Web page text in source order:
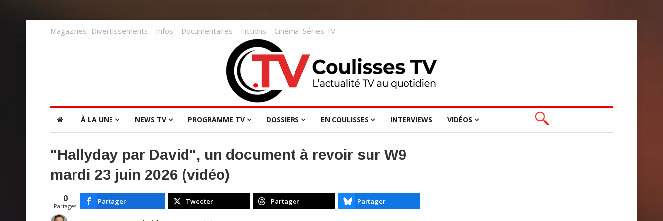
Magazines Divertissements Infos Documentaires Fictions Cinéma Séries TV
À LA UNE NEWS TV PROGRAMME TV DOSSIERS EN COULISSES INTERVIEWS VIDÉOS
"Hallyday par David", un document à revoir sur W9
mardi 23 juin 2026 (vidéo)
0
Partages
Partager Tweeter Partager Partager